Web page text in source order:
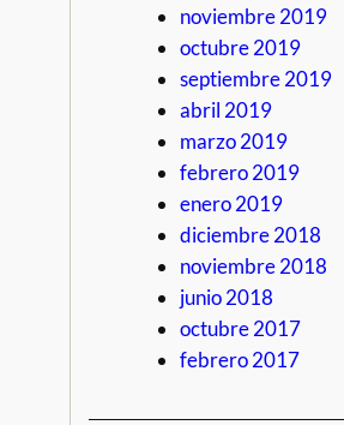
noviembre 2019
octubre 2019
septiembre 2019
abril 2019
marzo 2019
febrero 2019
enero 2019
diciembre 2018
noviembre 2018
junio 2018
octubre 2017
febrero 2017